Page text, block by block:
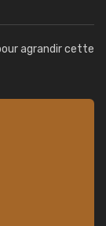
agrandir cette